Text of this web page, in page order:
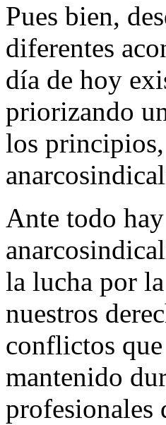
Pues bien,
diferentes
día de hoy
priorizando
los
Ante todo
la lucha por
nuestros
conflictos
mantenido
profesionales